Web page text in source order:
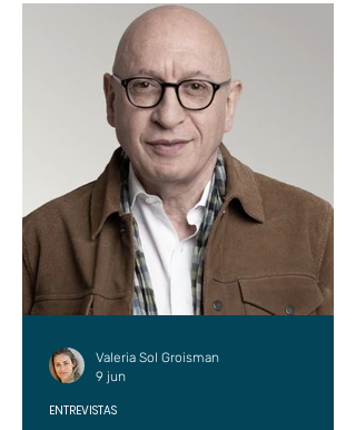
ENTREVISTAS
Valeria Sol Groisman
9 jun